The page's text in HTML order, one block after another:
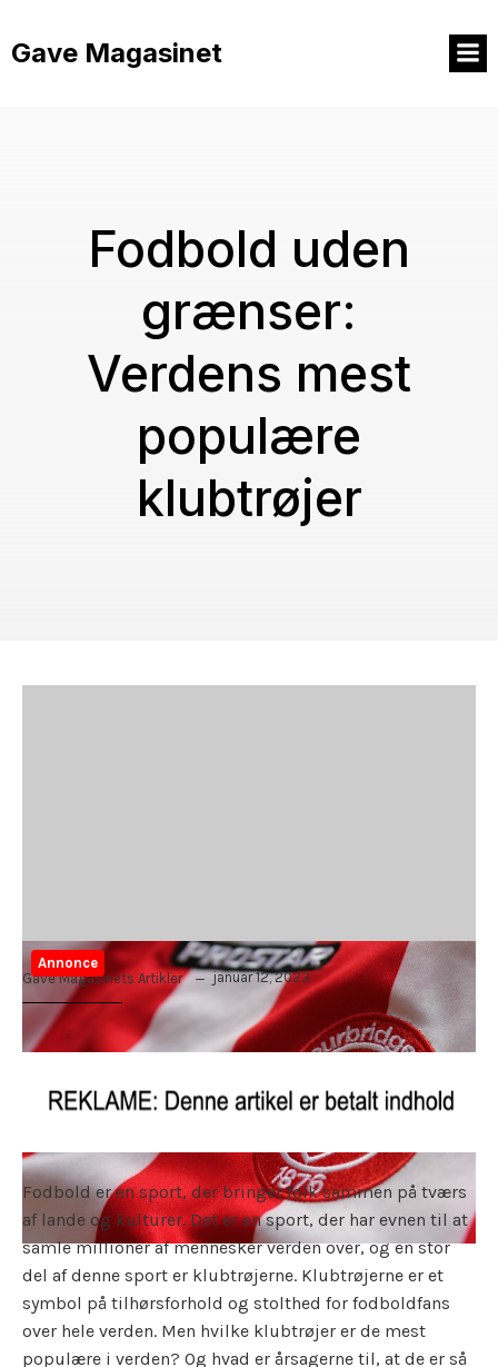
indhold
Gave Magasinet
Fodbold uden
grænser:
Verdens mest
populære
klubtrøjer
Annonce
Gave Magasinets Artikler
januar 12, 2023
Fodbold er en sport, der bringer folk sammen på tværs
af lande og kulturer. Det er en sport, der har evnen til at
samle millioner af mennesker verden over, og en stor
del af denne sport er klubtrøjerne. Klubtrøjerne er et
symbol på tilhørsforhold og stolthed for fodboldfans
over hele verden. Men hvilke klubtrøjer er de mest
populære i verden? Og hvad er årsagerne til, at de er så